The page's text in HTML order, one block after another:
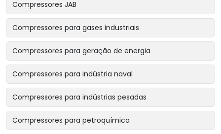
Compressores JAB
Compressores para gases industriais
Compressores para geração de energia
Compressores para indústria naval
Compressores para indústrias pesadas
Compressores para petroquímica